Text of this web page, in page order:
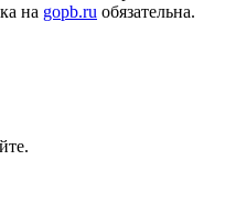
на gopb.ru обязательна.